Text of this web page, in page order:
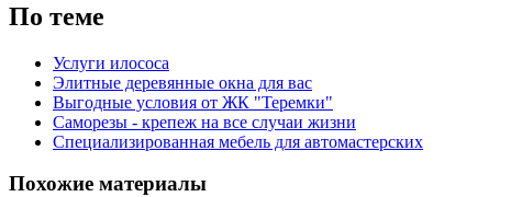
По теме
Услуги илососа
Элитные деревянные окна для вас
Выгодные условия от ЖК "Теремки"
Саморезы - крепеж на все случаи жизни
Специализированная мебель для автомастерских
Похожие материалы